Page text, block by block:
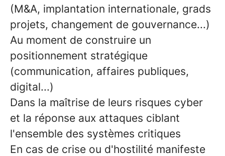
(M&A, implantation internationale, grads
projets, changement de gouvernance...)
Au moment de construire un
positionnement stratégique
(communication, affaires publiques,
digital...)
Dans la maîtrise de leurs risques cyber
et la réponse aux attaques ciblant
l'ensemble des systèmes critiques
En cas de crise ou d'hostilité manifeste